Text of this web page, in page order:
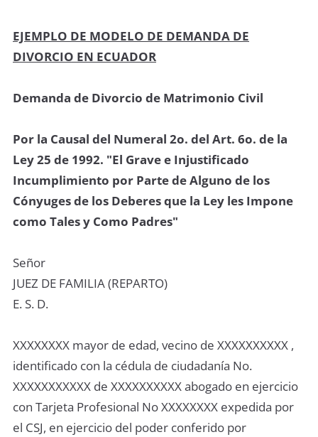
EJEMPLO DE MODELO DE DEMANDA DE
DIVORCIO EN ECUADOR
Demanda de Divorcio de Matrimonio Civil
Por la Causal del Numeral 2o. del Art. 6o. de la
Ley 25 de 1992. "El Grave e Injustificado
Incumplimiento por Parte de Alguno de los
Cónyuges de los Deberes que la Ley les Impone
como Tales y Como Padres"
Señor
JUEZ DE FAMILIA (REPARTO)
E. S. D.
XXXXXXXX mayor de edad, vecino de XXXXXXXXXX ,
identificado con la cédula de ciudadanía No.
XXXXXXXXXXX de XXXXXXXXXX abogado en ejercicio
con Tarjeta Profesional No XXXXXXXX expedida por
el CSJ, en ejercicio del poder conferido por